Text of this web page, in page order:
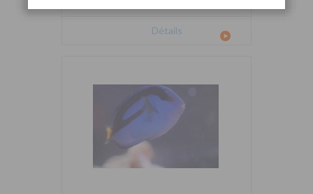
Détails